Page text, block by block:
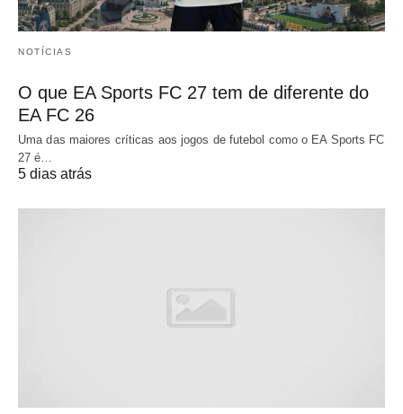
NOTÍCIAS
O que EA Sports FC 27 tem de diferente do
EA FC 26
Uma das maiores críticas aos jogos de futebol como o EA Sports FC
27 é…
5 dias atrás